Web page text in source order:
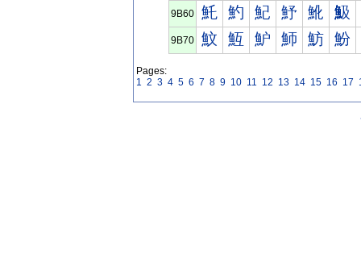
9B60 魠 魡 魢 魣 魤 魥
9B70 魰 魱 魲 魳 魴 魵
Pages:
1 2 3 4 5 6 7 8 9 10 11 12 13 14 15 16 17